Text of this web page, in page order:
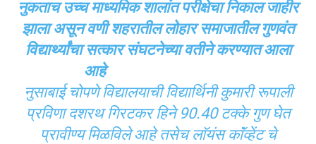
नुकताच उच्च माध्यमिक शालांत परीक्षेचा निकाल जाहीर
झाला असून वणी शहरातील लोहार समाजातील गुणवंत
विद्यार्थ्यांचा सत्कार संघटनेच्या वतीने करण्यात आला
आहे
नुसाबाई चोपणे विद्यालयाची विद्यार्थिनी कुमारी रूपाली
प्रविणा दशरथ गिरटकर हिने 90.40 टक्के गुण घेत
प्रावीण्य मिळविले आहे तसेच लाॅयंस काॅंव्हेंट चे